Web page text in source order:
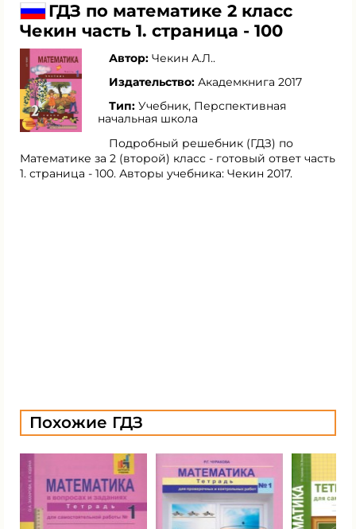
ГДЗ по математике 2 класс
Чекин часть 1. страница - 100
Автор: Чекин А.Л..
Издательство: Академкнига 2017
Тип: Учебник, Перспективная
начальная школа
Подробный решебник (ГДЗ) по
Математике за 2 (второй) класс - готовый ответ часть
1. страница - 100. Авторы учебника: Чекин 2017.
Похожие ГДЗ